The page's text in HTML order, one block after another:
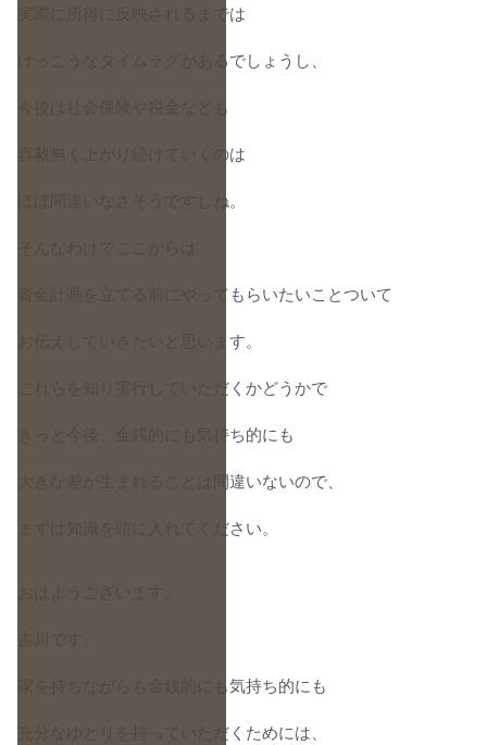
実際に所得に反映されるまでは
けっこうなタイムラグがあるでしょうし、
今後は社会保険や税金なども
容赦無く上がり続けていくのは
ほぼ間違いなさそうですしね。
資金計画を立てる前にやってもらいたいことついて
お伝えしていきたいと思います。
これらを知り実行していただくかどうかで
きっと今後、金銭的にも気持ち的にも
大きな差が生まれることは間違いないので、
まずは知識を頭に入れてください。
家を持ちながらも金銭的にも気持ち的にも
充分なゆとりを持っていただくためには、